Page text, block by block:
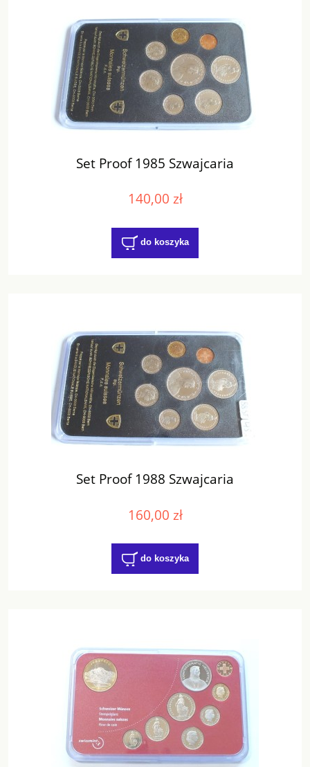
Set Proof 1985 Szwajcaria
140,00 zł
do koszyka
Set Proof 1988 Szwajcaria
160,00 zł
do koszyka